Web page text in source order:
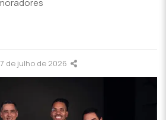
de julho de 2026